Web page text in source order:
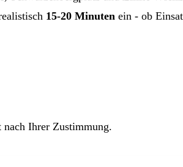
15-20 Minuten ein - ob
nach Ihrer Zustimmung.